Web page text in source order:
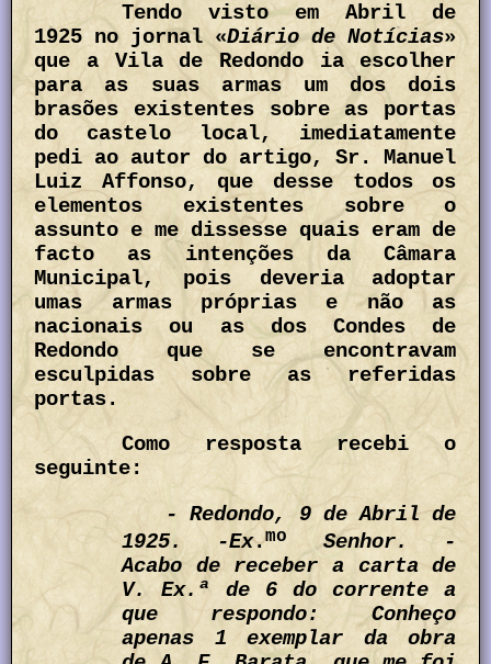
Tendo visto em Abril de
1925 no jornal «Diário de Notícias»
que a Vila de Redondo ia escolher
para as suas armas um dos dois
brasões existentes sobre as portas
do castelo local, imediatamente
pedi ao autor do artigo, Sr. Manuel
Luiz Affonso, que desse todos os
elementos existentes sobre o
assunto e me dissesse quais eram de
facto as intenções da Câmara
Municipal, pois deveria adoptar
umas armas próprias e não as
nacionais ou as dos Condes de
Redondo que se encontravam
esculpidas sobre as referidas
portas.
Como resposta recebi o
seguinte:
- Redondo, 9 de Abril de
1925. -Ex.mo
Senhor. -
Acabo de receber a carta de
V. Ex.ª de 6 do corrente a
que respondo: Conheço
apenas 1 exemplar da obra